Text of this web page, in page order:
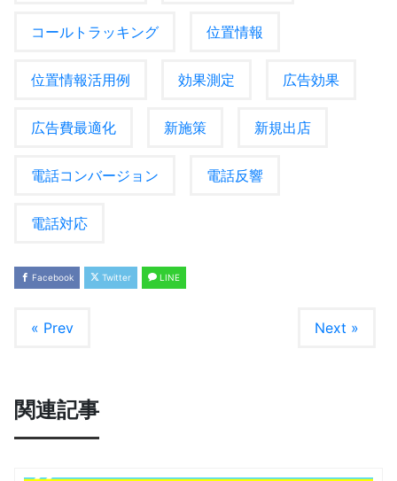
コールトラッキング 位置情報
位置情報活用例 効果測定 広告効果
広告費最適化 新施策 新規出店
電話コンバージョン 電話反響
電話対応
Facebook Twitter LINE
« Prev Next »
関連記事